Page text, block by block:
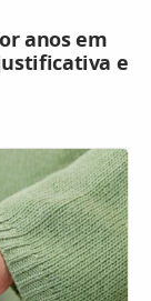
anos em
e